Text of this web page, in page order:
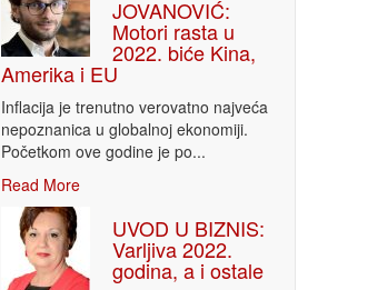
JOVANOVIĆ:
Motori rasta u
2022. biće Kina,
Amerika i EU
Inflacija je trenutno verovatno najveća
nepoznanica u globalnoj ekonomiji.
Početkom ove godine je po...
Read More
UVOD U BIZNIS:
Varljiva 2022.
godina, a i ostale